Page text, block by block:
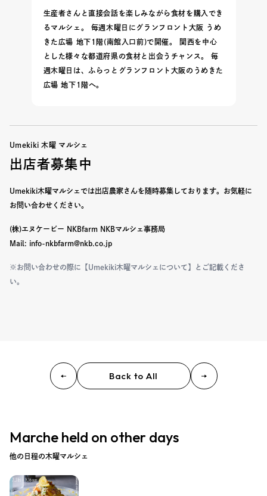
生産者さんと直接会話を楽しみながら食材を購入でき
るマルシェ。 毎週木曜日にグランフロント大阪 うめ
きた広場 地下1階(南館入口前)で開催。 関西を中心
とした様々な都道府県の食材と出会うチャンス。 毎
週木曜日は、ふらっとグランフロント大阪のうめきた
広場 地下1階へ。
Umekiki 木曜 マルシェ
出店者募集中
Umekiki木曜マルシェでは出店農家さんを随時募集しております。 お気軽に
お問い合わせください。
(株)エヌケービー NKBfarm NKBマルシェ事務局
Mail: info-nkbfarm@nkb.co.jp
※お問い合わせの際に【Umekiki木曜マルシェについて】とご記載くださ
い。
Back to All
Marche held on other days
他の日程の木曜マルシェ